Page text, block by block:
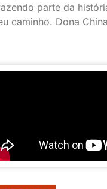
parte da
caminho. Dona